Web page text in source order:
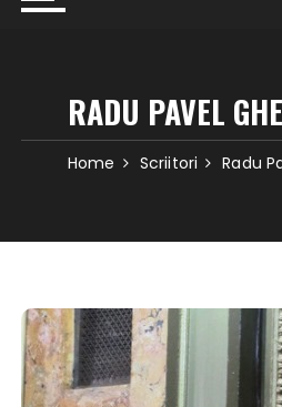
RADU PAVEL
Home Scriitori Radu